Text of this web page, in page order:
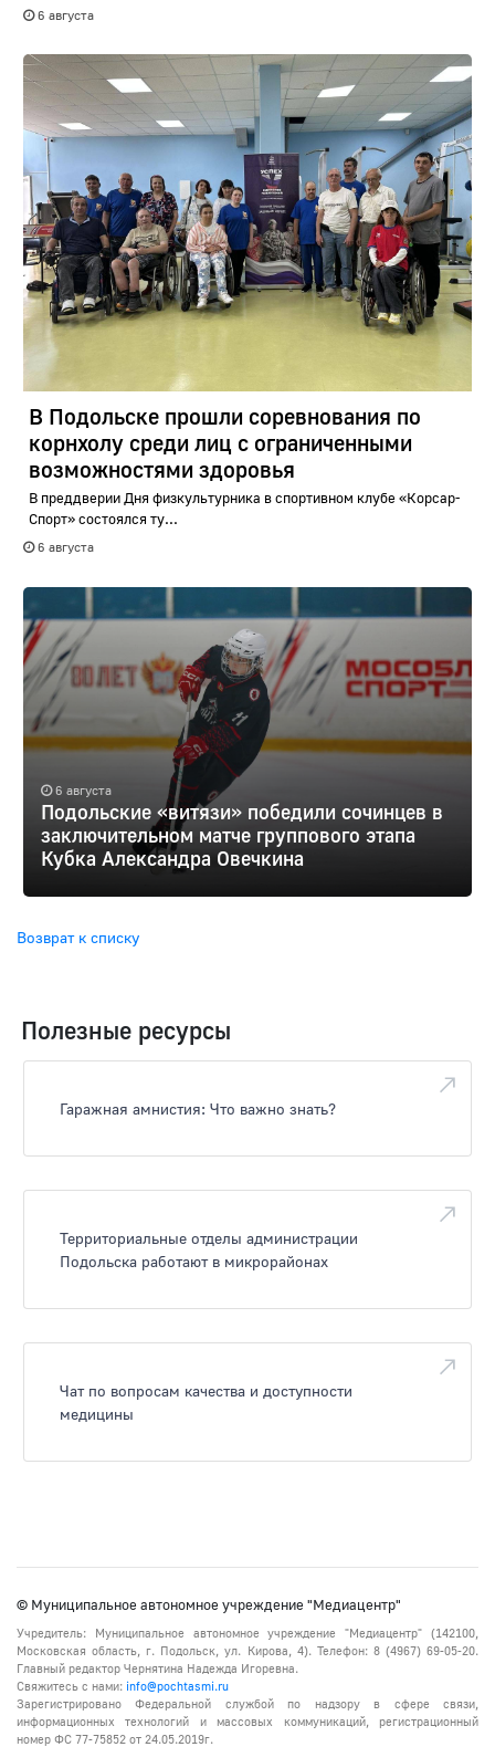
6 августа
В Подольске прошли соревнования по
корнхолу среди лиц с ограниченными
возможностями здоровья
В преддверии Дня физкультурника в спортивном клубе «Корсар-
Спорт» состоялся ту...
6 августа
6 августа
Подольские «витязи» победили сочинцев в
заключительном матче группового этапа
Кубка Александра Овечкина
Возврат к списку
Полезные ресурсы
Гаражная амнистия: Что важно знать?
Территориальные отделы администрации
Подольска работают в микрорайонах
Чат по вопросам качества и доступности
медицины
© Муниципальное автономное учреждение "Медиацентр"
Учредитель: Муниципальное автономное учреждение "Медиацентр" (142100,
Московская область, г. Подольск, ул. Кирова, 4). Телефон: 8 (4967) 69-05-20.
Главный редактор Чернятина Надежда Игоревна.
Свяжитесь с нами: info@pochtasmi.ru
Зарегистрировано Федеральной службой по надзору в сфере связи,
информационных технологий и массовых коммуникаций, регистрационный
номер ФС 77-75852 от 24.05.2019г.